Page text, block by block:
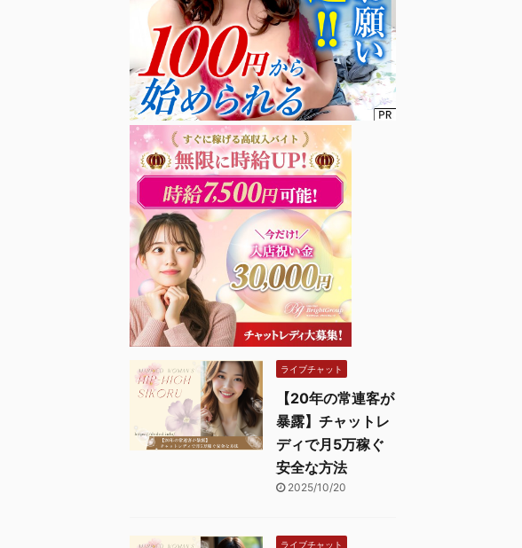
ライブチャット
【20年の常連客が
暴露】チャットレ
ディで月5万稼ぐ
安全な方法
2025/10/20
ライブチャット